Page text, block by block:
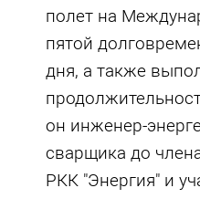
полет на
пятой
дня, а также
он инженер-
сварщика до
РКК "Энергия" и